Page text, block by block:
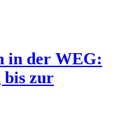
in der WEG:
bis zur